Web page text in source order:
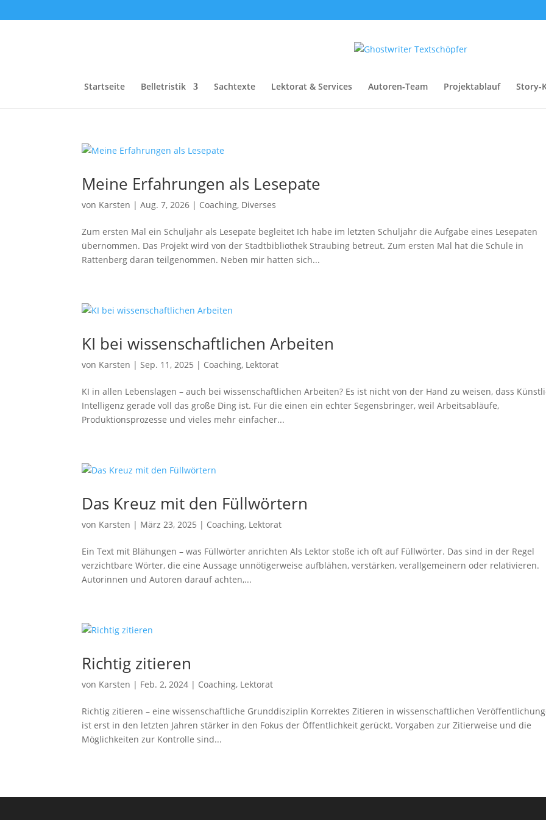
Startseite Belletristik Sachtexte Lektorat & Services Autoren-Team Projektablauf Story-
Meine Erfahrungen als Lesepate
von Karsten |Aug. 7, 2026 | Coaching, Diverses
Zum ersten Mal ein Schuljahr als Lesepate begleitet Ich habe im letzten Schuljahr die Aufgabe eines Lesepaten
übernommen. Das Projekt wird von der Stadtbibliothek Straubing betreut. Zum ersten Mal hat die Schule in
Rattenberg daran teilgenommen. Neben mir hatten sich...
KI bei wissenschaftlichen Arbeiten
von Karsten |Sep. 11, 2025 | Coaching, Lektorat
KI in allen Lebenslagen – auch bei wissenschaftlichen Arbeiten? Es ist nicht von der Hand zu weisen, dass
Intelligenz gerade voll das große Ding ist. Für die einen ein echter Segensbringer, weil Arbeitsabläufe,
Produktionsprozesse und vieles mehr einfacher...
Das Kreuz mit den Füllwörtern
von Karsten | März 23, 2025 | Coaching, Lektorat
Ein Text mit Blähungen – was Füllwörter anrichten Als Lektor stoße ich oft auf Füllwörter. Das sind in der Regel
verzichtbare Wörter, die eine Aussage unnötigerweise aufblähen, verstärken, verallgemeinern oder relativieren.
Autorinnen und Autoren darauf achten,...
Richtig zitieren
von Karsten | Feb. 2, 2024 | Coaching, Lektorat
Richtig zitieren – eine wissenschaftliche Grunddisziplin Korrektes Zitieren in wissenschaftlichen
ist erst in den letzten Jahren stärker in den Fokus der Öffentlichkeit gerückt. Vorgaben zur Zitierweise und die
Möglichkeiten zur Kontrolle sind...